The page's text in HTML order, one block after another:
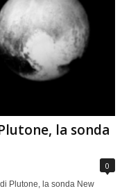
la sonda
0
Plutone, la sonda New